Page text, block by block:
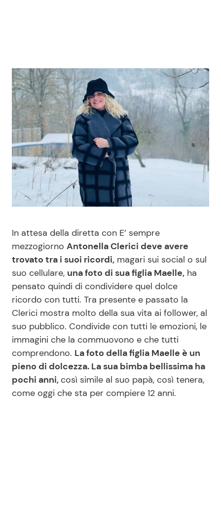
News Cinema
News Musica
News Spettacolo
News dal mondo
Benessere
Casa
Mondo Mamma
News benessere
Salute
Viaggi e Turismo
Festività
Cucina e Ricette
Consigli di Cucina
Le Ricette in TV
Primi Piatti
Ricette Facili e Veloci
Ricette Feste
Ricette per Bambini
In attesa della diretta con E’ sempre
mezzogiorno Antonella Clerici deve avere
trovato tra i suoi ricordi, magari sui social o sul
suo cellulare, una foto di sua figlia Maelle, ha
pensato quindi di condividere quel dolce
ricordo con tutti. Tra presente e passato la
Clerici mostra molto della sua vita ai follower, al
suo pubblico. Condivide con tutti le emozioni, le
immagini che la commuovono e che tutti
comprendono. La foto della figlia Maelle è un
pieno di dolcezza. La sua bimba bellissima ha
pochi anni, così simile al suo papà, così tenera,
come oggi che sta per compiere 12 anni.